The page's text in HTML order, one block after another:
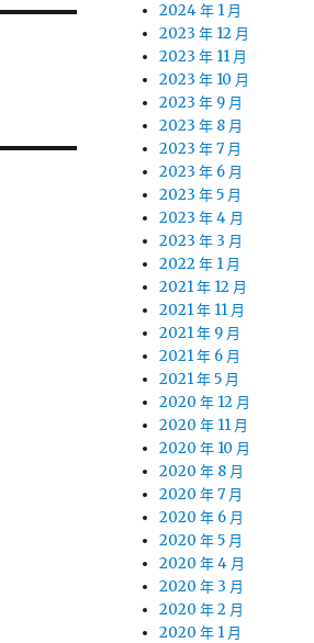
2024 年 1 月
2023 年 12 月
2023 年 11 月
2023 年 10 月
2023 年 9 月
2023 年 8 月
2023 年 7 月
2023 年 6 月
2023 年 5 月
2023 年 4 月
2023 年 3 月
2022 年 1 月
2021 年 12 月
2021 年 11 月
2021 年 9 月
2021 年 6 月
2021 年 5 月
2020 年 12 月
2020 年 11 月
2020 年 10 月
2020 年 8 月
2020 年 7 月
2020 年 6 月
2020 年 5 月
2020 年 4 月
2020 年 3 月
2020 年 2 月
2020 年 1 月